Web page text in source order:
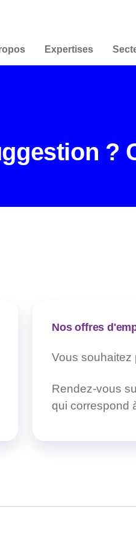
Expertises
?
Nos offres
Vous souhaitez
Rendez-vous
qui correspond